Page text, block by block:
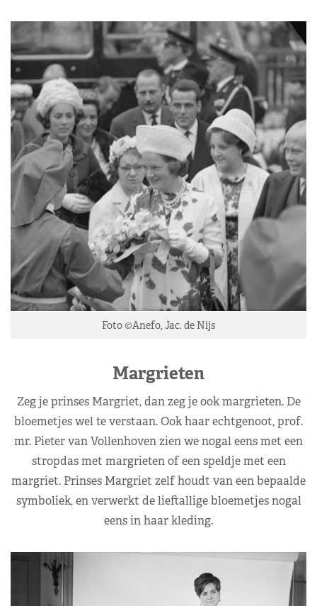
Foto ©Anefo, Jac. de Nijs
Margrieten
Zeg je prinses Margriet, dan zeg je ook margrieten. De
bloemetjes wel te verstaan. Ook haar echtgenoot, prof.
mr. Pieter van Vollenhoven zien we nogal eens met een
stropdas met margrieten of een speldje met een
margriet. Prinses Margriet zelf houdt van een bepaalde
symboliek, en verwerkt de lieftallige bloemetjes nogal
eens in haar kleding.